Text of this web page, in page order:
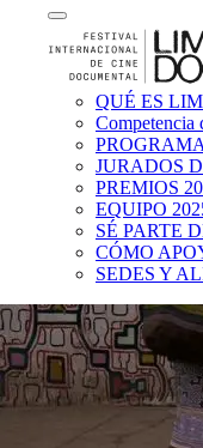
QUÉ ES
Competencia
JURADOS
PREMIOS
EQUIPO
SÉ PARTE
CÓMO
SEDES Y